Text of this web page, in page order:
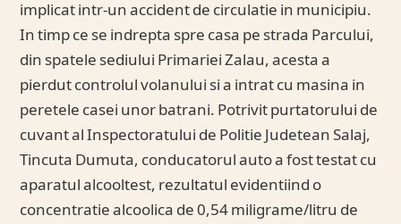
implicat intr-un accident de circulatie in municipiu.
In timp ce se indrepta spre casa pe strada Parcului,
din spatele sediului Primariei Zalau, acesta a
pierdut controlul volanului si a intrat cu masina in
peretele casei unor batrani. Potrivit purtatorului de
cuvant al Inspectoratului de Politie Judetean Salaj,
Tincuta Dumuta, conducatorul auto a fost testat cu
aparatul alcooltest, rezultatul evidentiind o
concentratie alcoolica de 0,54 miligrame/litru de